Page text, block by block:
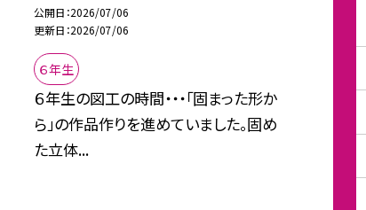
公開日 2026/07/06
更新日 2026/07/06
６年生
６年生の図工の時間・・・「固まった形か
ら」の作品作りを進めていました。固め
た立体...